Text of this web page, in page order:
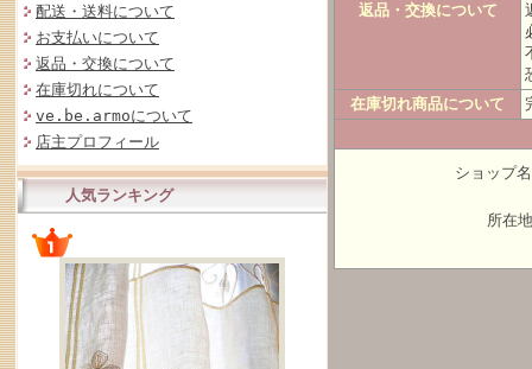
配送・送料について
お支払いについて
返品・交換について
在庫切れについて
ve.be.armoについて
店主プロフィール
人気ランキング
返品・交換について
在庫切れ商品について
ショップ
所在